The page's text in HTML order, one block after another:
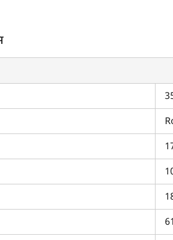
18-25 किलोग्राम है।
है।
कितनी है?
से शुरू होती है। इस बेलर की कीमत इसके हाई
चुनें?
रहे हैं, तो आप सही जगह पर आए हैं।
है या नहीं। आपके पास एक ही स्थान से इसकी
टूल्स का उपयोग कर सकते हैं। इसके
का लाभ उठा सकते है। हमारे इम्प्लीमेंट लोन